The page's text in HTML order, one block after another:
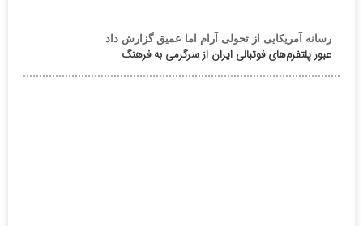
رسانه آمریکایی از تحولی آرام اما عمیق گزارش داد
عبور پلتفرم‌های فوتبالی ایران از سرگرمی به فرهنگ